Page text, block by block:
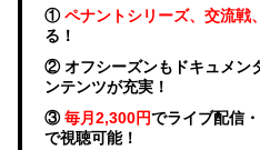
①ペナントシリーズ、交流戦
る！
② オフシーズンもドキュメン
ンテンツが充実！
③毎月2,300円でライブ配信
で視聴可能！